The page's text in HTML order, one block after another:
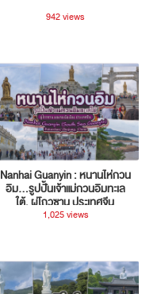
942 views
Nanhai Guanyin : หนานไห่กวน
อิม...รูปปั้นเจ้าแม่กวนอิมทะเล
ใต้, ผู่โถวซาน ประเทศจีน
1,025 views